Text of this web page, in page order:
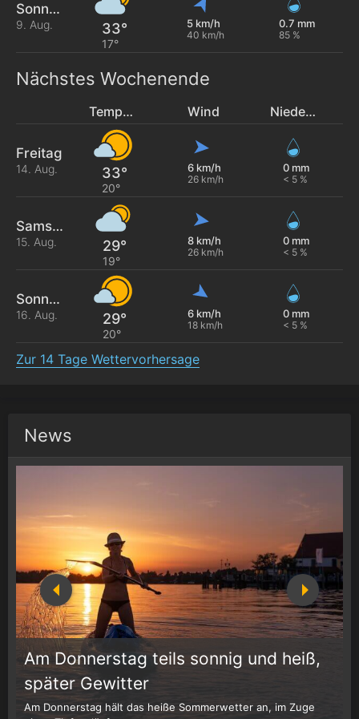
Sonntag
9. Aug. 33°
17°
5 km/h
40 km/h
0.7 mm
85 %
Nächstes Wochenende
Temperatur Wind Niederschlag
Freitag
14. Aug. 33°
20°
6 km/h
26 km/h
0 mm
< 5 %
Samstag
15. Aug. 29°
19°
8 km/h
26 km/h
0 mm
< 5 %
Sonntag
16. Aug. 29°
20°
6 km/h
18 km/h
0 mm
< 5 %
Zur 14 Tage Wettervorhersage
News
Am Donnerstag teils sonnig und heiß,
später Gewitter
Am Donnerstag hält das heiße Sommerwetter an, im Zuge